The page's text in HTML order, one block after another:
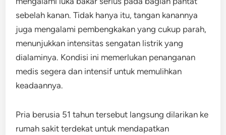
sebelah kanan. Tidak hanya itu, tangan kanannya
juga mengalami pembengkakan yang cukup parah,
menunjukkan intensitas sengatan listrik yang
dialaminya. Kondisi ini memerlukan penanganan
medis segera dan intensif untuk memulihkan
keadaannya.
Pria berusia 51 tahun tersebut langsung dilarikan ke
rumah sakit terdekat untuk mendapatkan